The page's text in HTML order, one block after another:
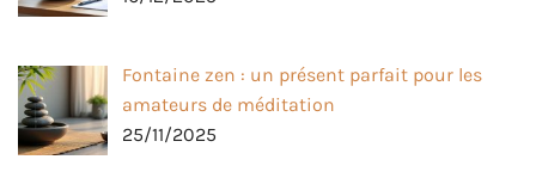
Fontaine zen : un présent parfait pour les
amateurs de méditation
25/11/2025